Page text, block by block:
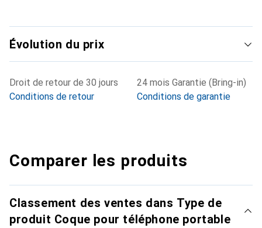
Évolution du prix
Droit de retour de 30 jours
Conditions de retour
24 mois Garantie (Bring-in)
Conditions de garantie
Comparer les produits
Classement des ventes dans Type de
produit Coque pour téléphone portable